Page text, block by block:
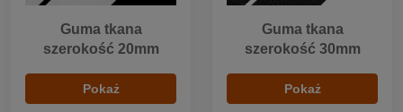
Guma tkana
szerokość 20mm
Pokaż
Guma tkana
szerokość 30mm
Pokaż